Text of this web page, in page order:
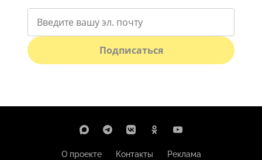
Подписаться
О проекте Контакты
Реклама